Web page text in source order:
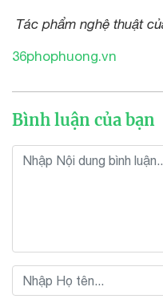
Tác phẩm nghệ thuật
36phophuong.vn
Bình luận của bạn